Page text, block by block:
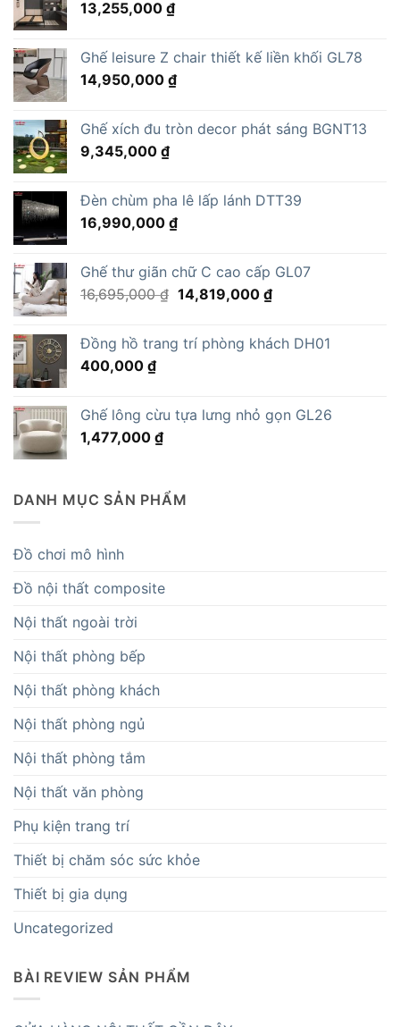
13,255,000 ₫
Ghế leisure Z chair thiết kế liền khối GL78
14,950,000 ₫
Ghế xích đu tròn decor phát sáng BGNT13
9,345,000 ₫
Đèn chùm pha lê lấp lánh DTT39
16,990,000 ₫
Ghế thư giãn chữ C cao cấp GL07
16,695,000₫ Giá
16,695,000 ₫.
14,819,000 ₫Giá
là:
Đồng hồ trang trí phòng khách DH01
400,000 ₫
Ghế lông cừu tựa lưng nhỏ gọn GL26
1,477,000 ₫
DANH MỤC SẢN PHẨM
Đồ chơi mô hình
Đồ nội thất composite
Nội thất ngoài trời
Nội thất phòng bếp
Nội thất phòng khách
Nội thất phòng ngủ
Nội thất phòng tắm
Nội thất văn phòng
Phụ kiện trang trí
Thiết bị chăm sóc sức khỏe
Thiết bị gia dụng
Uncategorized
BÀI REVIEW SẢN PHẨM